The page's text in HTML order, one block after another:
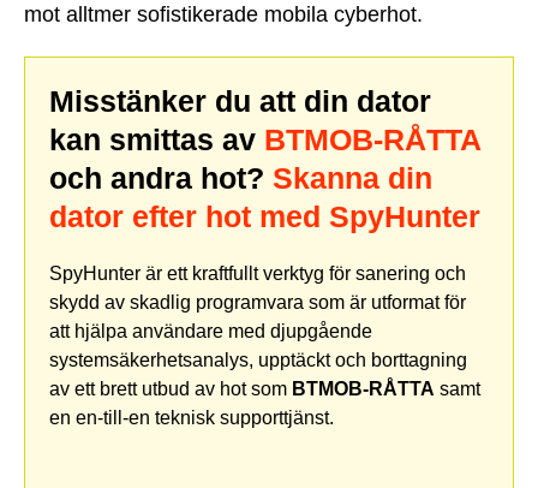
mot alltmer sofistikerade mobila cyberhot.
Misstänker du att din dator
kan smittas av BTMOB-RÅTTA
och andra hot? Skanna din
dator efter hot med SpyHunter
SpyHunter är ett kraftfullt verktyg för sanering och
skydd av skadlig programvara som är utformat för
att hjälpa användare med djupgående
systemsäkerhetsanalys, upptäckt och borttagning
av ett brett utbud av hot som BTMOB-RÅTTA samt
en en-till-en teknisk supporttjänst.